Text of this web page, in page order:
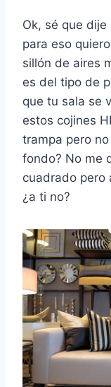
Ok, sé que
para eso
sillón de aires
es del tipo de
que tu sala se
estos cojines
trampa pero
fondo? No me
cuadrado pero
¿a ti no?